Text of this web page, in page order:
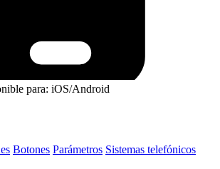
para: iOS/Android
Botones Parámetros Sistemas telefónicos